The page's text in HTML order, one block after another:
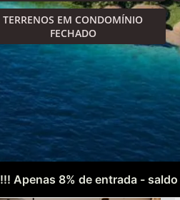
TERRENOS EM CONDOMÍNIO
FECHADO
Apenas 8% de entrada -